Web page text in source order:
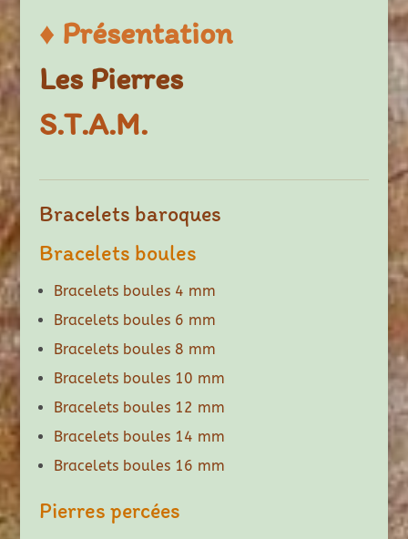
♦ Présentation
Les Pierres
S.T.A.M.
Bracelets baroques
Bracelets boules
Bracelets boules 4 mm
Bracelets boules 6 mm
Bracelets boules 8 mm
Bracelets boules 10 mm
Bracelets boules 12 mm
Bracelets boules 14 mm
Bracelets boules 16 mm
Pierres percées